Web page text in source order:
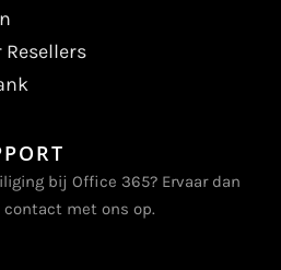
Resellers
bij Office 365? Ervaar dan
contact met ons op.